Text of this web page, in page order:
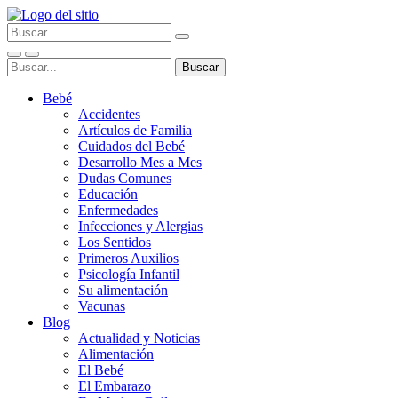
Bebé
Accidentes
Artículos de Familia
Cuidados del Bebé
Desarrollo Mes a Mes
Dudas Comunes
Educación
Enfermedades
Infecciones y Alergias
Los Sentidos
Primeros Auxilios
Psicología Infantil
Su alimentación
Vacunas
Blog
Actualidad y Noticias
Alimentación
El Bebé
El Embarazo